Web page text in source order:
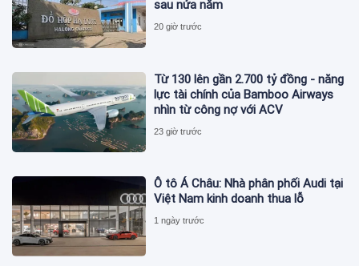
sau nửa năm
20 giờ trước
Từ 130 lên gần 2.700 tỷ đồng - năng
lực tài chính của Bamboo Airways
nhìn từ công nợ với ACV
23 giờ trước
Ô tô Á Châu: Nhà phân phối Audi tại
Việt Nam kinh doanh thua lỗ
1 ngày trước